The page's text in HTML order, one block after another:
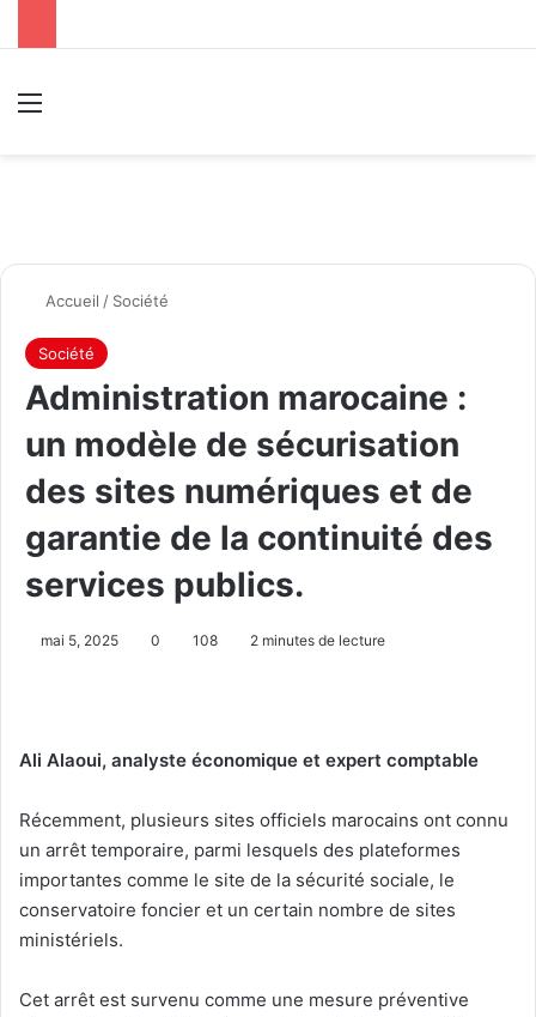
Accueil / Société
Société
Administration marocaine :
un modèle de sécurisation
des sites numériques et de
garantie de la continuité des
services publics.
mai 5, 2025 0 108 2 minutes de lecture
Ali Alaoui, analyste économique et expert comptable
Récemment, plusieurs sites officiels marocains ont connu
un arrêt temporaire, parmi lesquels des plateformes
importantes comme le site de la sécurité sociale, le
conservatoire foncier et un certain nombre de sites
ministériels.
Cet arrêt est survenu comme une mesure préventive